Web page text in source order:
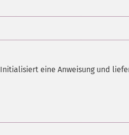
Initialisiert eine Anweisung und